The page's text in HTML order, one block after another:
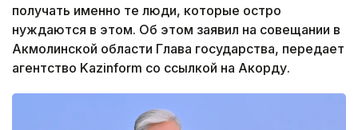
получать именно те люди, которые остро
нуждаются в этом. Об этом заявил на совещании в
Акмолинской области Глава государства, передает
агентство Kazinform со ссылкой на Акорду.